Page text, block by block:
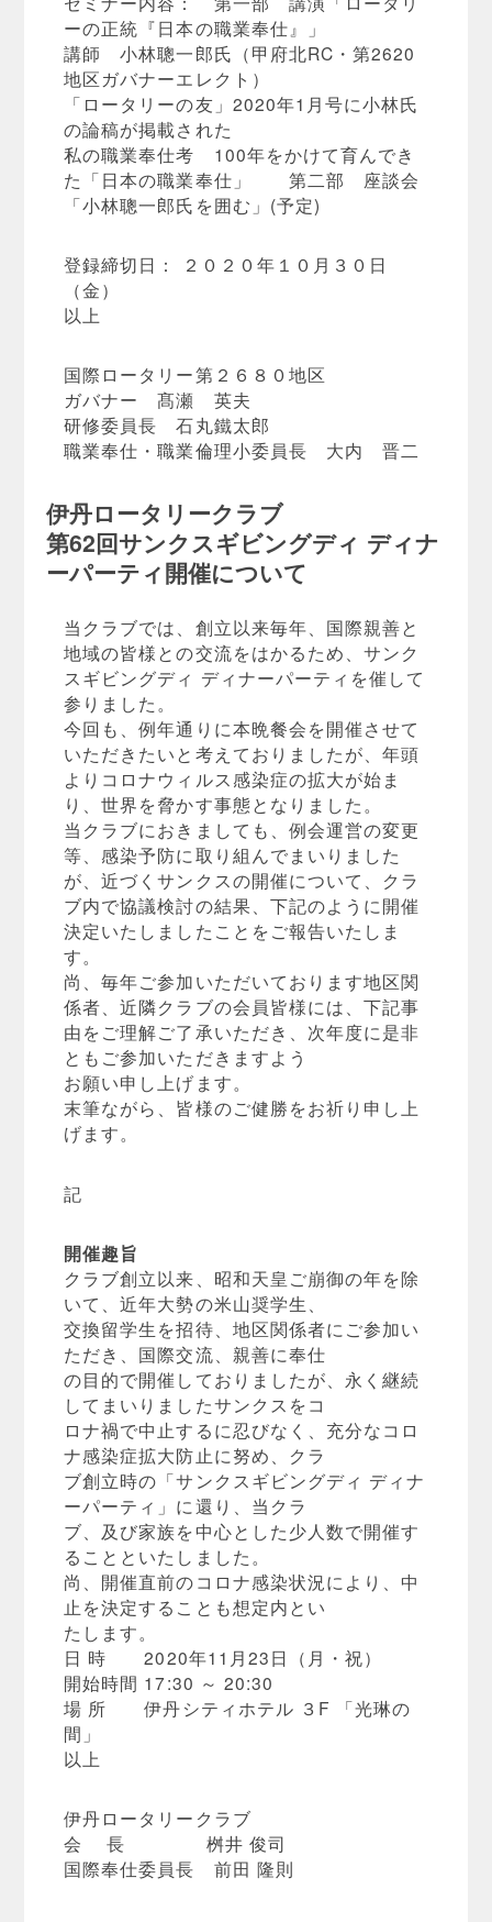
ーの正統『日本の職業奉仕』」
講師 小林聰一郎氏（甲府北RC・第2620
地区ガバナーエレクト）
「ロータリーの友」2020年1月号に小林氏
の論稿が掲載された
私の職業奉仕考 100年をかけて育んでき
た「日本の職業奉仕」 第二部 座談会
「小林聰一郎氏を囲む」(予定)
登録締切日： ２０２０年１０月３０日
（金）
以上
国際ロータリー第２６８０地区
ガバナー 髙瀬 英夫
研修委員長 石丸鐵太郎
職業奉仕・職業倫理小委員長 大内 晋二
伊丹ロータリークラブ
第62回サンクスギビングディ ディナ
ーパーティ開催について
当クラブでは、創立以来毎年、国際親善と
地域の皆様との交流をはかるため、サンク
スギビングディ ディナーパーティを催して
参りました。
今回も、例年通りに本晩餐会を開催させて
いただきたいと考えておりましたが、年頭
よりコロナウィルス感染症の拡大が始ま
り、世界を脅かす事態となりました。
当クラブにおきましても、例会運営の変更
等、感染予防に取り組んでまいりました
が、近づくサンクスの開催について、クラ
ブ内で協議検討の結果、下記のように開催
決定いたしましたことをご報告いたしま
す。
尚、毎年ご参加いただいております地区関
係者、近隣クラブの会員皆様には、下記事
由をご理解ご了承いただき、次年度に是非
ともご参加いただきますよう
お願い申し上げます。
末筆ながら、皆様のご健勝をお祈り申し上
げます。
記
開催趣旨
クラブ創立以来、昭和天皇ご崩御の年を除
いて、近年大勢の米山奨学生、
交換留学生を招待、地区関係者にご参加い
ただき、国際交流、親善に奉仕
の目的で開催しておりましたが、永く継続
してまいりましたサンクスをコ
ロナ禍で中止するに忍びなく、充分なコロ
ナ感染症拡大防止に努め、クラ
ブ創立時の「サンクスギビングディ ディナ
ーパーティ」に還り、当クラ
ブ、及び家族を中心とした少人数で開催す
ることといたしました。
尚、開催直前のコロナ感染状況により、中
止を決定することも想定内とい
たします。
日 時 2020年11月23日（月・祝）
開始時間 17:30 ～ 20:30
場 所 伊丹シティホテル ３F 「光琳の
間」
以上
伊丹ロータリークラブ
会 長 桝井 俊司
国際奉仕委員長 前田 隆則